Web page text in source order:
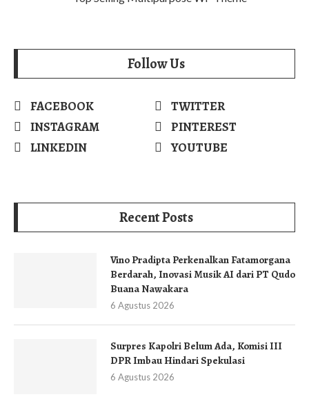
Follow Us
FACEBOOK
TWITTER
INSTAGRAM
PINTEREST
LINKEDIN
YOUTUBE
Recent Posts
Vino Pradipta Perkenalkan Fatamorgana
Berdarah, Inovasi Musik AI dari PT Qudo
Buana Nawakara
6 Agustus 2026
Surpres Kapolri Belum Ada, Komisi III
DPR Imbau Hindari Spekulasi
6 Agustus 2026